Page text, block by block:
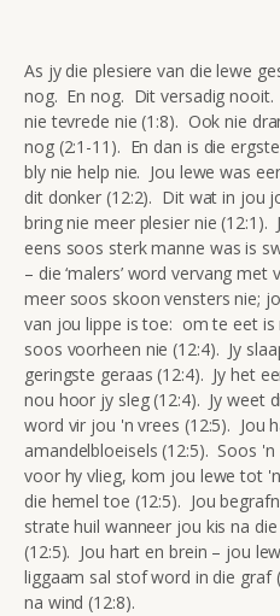
As jy die plesiere van die lewe
nog. En nog. Dit versadig
nie tevrede nie (1:8). Ook nie
nog (2:1-11). En dan is die
bly nie help nie. Jou lewe was
dit donker (12:2). Dit wat in jou
bring nie meer plesier nie
eens soos sterk manne was is
– die ‘malers’ word vervang
meer soos skoon vensters nie;
van jou lippe is toe: om te eet
soos voorheen nie (12:4). Jy
geringste geraas (12:4). Jy het
nou hoor jy sleg (12:4). Jy weet
word vir jou 'n vrees (12:5). Jou
amandelbloeisels (12:5). Soos
voor hy vlieg, kom jou lewe tot 'n
die hemel toe (12:5). Jou
strate huil wanneer jou kis na
(12:5). Jou hart en brein – jou
liggaam sal stof word in die graf
na wind (12:8).